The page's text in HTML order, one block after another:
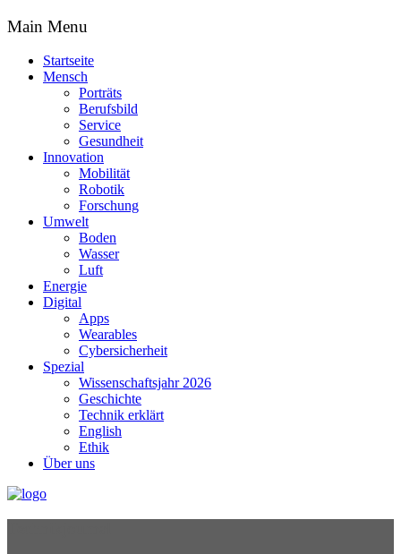
Main Menu
Startseite
Mensch
Porträts
Berufsbild
Service
Gesundheit
Innovation
Mobilität
Robotik
Forschung
Umwelt
Boden
Wasser
Luft
Energie
Digital
Apps
Wearables
Cybersicherheit
Spezial
Wissenschaftsjahr 2026
Geschichte
Technik erklärt
English
Ethik
Über uns